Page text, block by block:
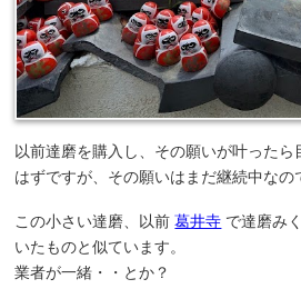
以前達磨を購入し、その願いが叶ったら
はずですが、その願いはまだ継続中なの
この小さい達磨、以前葛井寺 で達磨み
いたものと似ています。
業者が一緒・・とか？